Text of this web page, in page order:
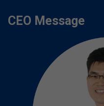
CEO Message